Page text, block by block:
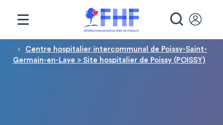
Fil d'Ariane
Centre hospitalier intercommunal de Poissy-Saint-
Germain-en-Laye > Site hospitalier de Poissy (POISSY)
Panneau de gestion des cookies